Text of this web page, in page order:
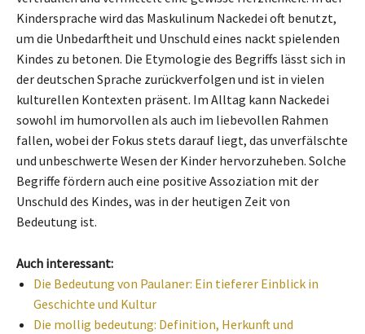
Kindersprache wird das Maskulinum Nackedei oft benutzt,
um die Unbedarftheit und Unschuld eines nackt spielenden
Kindes zu betonen. Die Etymologie des Begriffs lässt sich in
der deutschen Sprache zurückverfolgen und ist in vielen
kulturellen Kontexten präsent. Im Alltag kann Nackedei
sowohl im humorvollen als auch im liebevollen Rahmen
fallen, wobei der Fokus stets darauf liegt, das unverfälschte
und unbeschwerte Wesen der Kinder hervorzuheben. Solche
Begriffe fördern auch eine positive Assoziation mit der
Unschuld des Kindes, was in der heutigen Zeit von
Bedeutung ist.
Auch interessant:
Die Bedeutung von Paulaner: Ein tieferer Einblick in
Geschichte und Kultur
Die mollig bedeutung: Definition, Herkunft und